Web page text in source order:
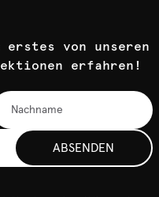
von unseren
erfahren!
ABSENDEN